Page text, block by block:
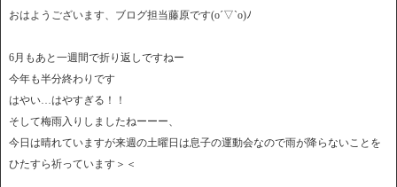
おはようございます、ブログ担当藤原です(o´▽`o)ﾉ
6月もあと一週間で折り返しですねー
今年も半分終わりです
はやい…はやすぎる！！
そして梅雨入りしましたねーーー、
今日は晴れていますが来週の土曜日は息子の運動会なので雨が降らないことを
ひたすら祈っています＞＜